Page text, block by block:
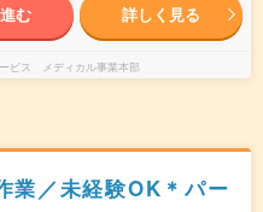
む 詳しく見る
ビス メディカル事業本部
業／未経験OK＊パー